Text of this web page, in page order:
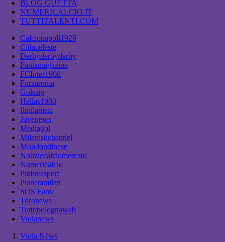
BLOG GUETTA
NUMERICALCIO.IT
TUTTITALENTI.COM
Calcionapoli1926
Cittaceleste
Derbyderbyderby
Fantamagazine
FCInter1908
Forzaroma
Golssip
Hellas1903
Ilmilanista
Juvenews
Mediagol
Milanistichannel
Mondoudinese
Notiziecalciomercato
Numericalcio
Padovasport
Pianetamilan
SOS Fanta
Toronews
Tuttobolognaweb
Violanews
Viola News